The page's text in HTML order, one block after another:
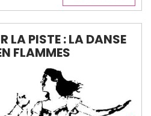
LA PISTE : LA DANSE
FLAMMES